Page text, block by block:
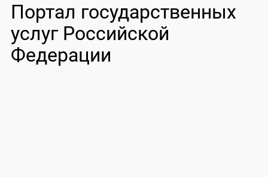
Портал государственных
услуг Российской
Федерации